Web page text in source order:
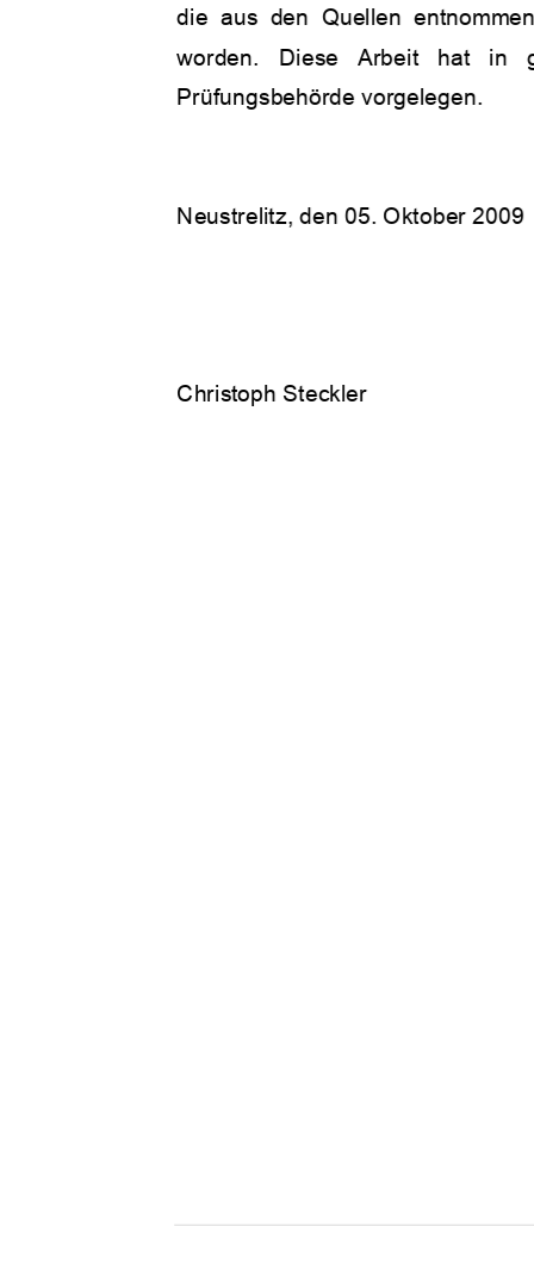
die  aus  den  Quellen
worden.   Diese   Arbeit   hat   in
Prüfungsbehörde vorgelegen.
Neustrelitz, den 05. Oktober 2009
Christoph Steckler